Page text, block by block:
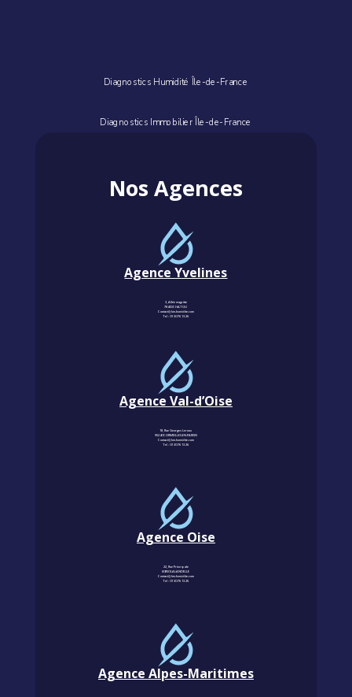
Diagnostics Humidité Île-de-France
Diagnostics Immobilier Île-de-France
Nos Agences
Agence Yvelines
3, Allée magritte
78400 CHATOU
Contact@km-humidite.com
Tel :01 30 76 13 26
Agence Val-d’Oise
18, Rue Georges Leroux
95240 CORMEILLES-EN-PARISIS
Contact@km-humidite.com
Tel :01 30 76 13 26
Agence Oise
22, Rue Principale
60850 LALANDELLE
Contact@km-humidite.com
Tel :01 30 76 13 26
Agence Alpes-Maritimes